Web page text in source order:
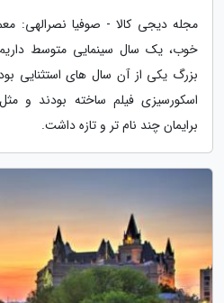
مجله دیجی کالا - صوفیا نصرالهی:
خوب، یک سال سینمایی متوسط
بزرگ یکی از آن سال های استثنایی بود.
اسکورسیزی فیلم ساخته بودند و
برایمان چند نام تر و تازه داشت.